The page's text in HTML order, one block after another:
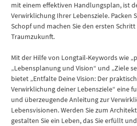
mit einem effektiven Handlungsplan, ist
Verwirklichung Ihrer Lebensziele. Packen
Schopf und machen Sie den ersten
Traumzukunft.
Mit der Hilfe von Longtail-Keywords wie
„Lebensplanung und Vision“ und „Ziele
bietet „Entfalte Deine Vision: Der
Verwirklichung deiner Lebensziele“ eine
und überzeugende Anleitung zur
Lebensvisionen. Werden Sie zum
gestalten Sie ein Leben, das Sie erfüllt